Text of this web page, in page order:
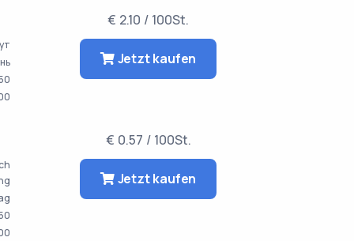
€ 2.10 / 100St.
Jetzt kaufen
€ 0.57 / 100St.
Jetzt kaufen